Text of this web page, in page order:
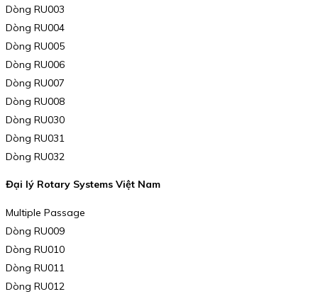
Dòng RU003
Dòng RU004
Dòng RU005
Dòng RU006
Dòng RU007
Dòng RU008
Dòng RU030
Dòng RU031
Dòng RU032
Đại lý Rotary Systems Việt Nam
Multiple Passage
Dòng RU009
Dòng RU010
Dòng RU011
Dòng RU012